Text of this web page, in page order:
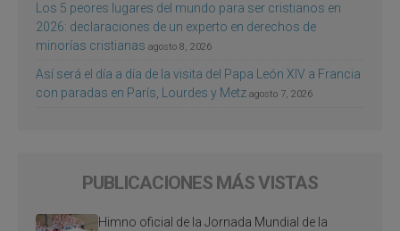
Los 5 peores lugares del mundo para ser cristianos en
2026: declaraciones de un experto en derechos de
minorías cristianas agosto 8, 2026
Así será el día a día de la visita del Papa León XIV a Francia
con paradas en París, Lourdes y Metz agosto 7, 2026
PUBLICACIONES MÁS VISTAS
Himno oficial de la Jornada Mundial de la